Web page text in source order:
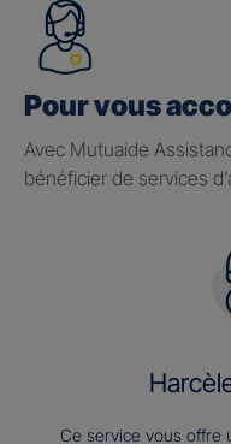
Pour vous
Avec Mutuaide
bénéficier de services
Ce service vous offre